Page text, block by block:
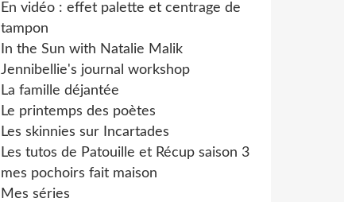
En vidéo : effet palette et centrage de
tampon
In the Sun with Natalie Malik
Jennibellie's journal workshop
La famille déjantée
Le printemps des poètes
Les skinnies sur Incartades
Les tutos de Patouille et Récup saison 3
mes pochoirs fait maison
Mes séries